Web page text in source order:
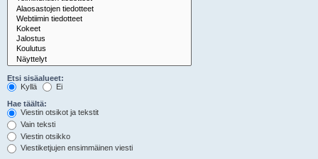
Etsi sisäalueet:
Kyllä
Ei
Hae täältä:
Viestin otsikot ja tekstit
Vain teksti
Viestin otsikko
Viestiketjujen ensimmäinen viesti